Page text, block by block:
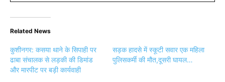
Related News
कुशीनगर: कसया थाने के सिपाही पर
ढाबा संचालक से लड़की की डिमांड
और मारपीट पर बड़ी कार्यवाही
सड़क हादसे में स्कूटी सवार एक महिला
पुलिसकर्मी की मौत,दूसरी घायल…